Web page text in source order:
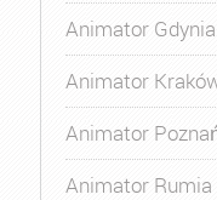
Animator Gdynia
Animator
Animator
Animator Rumia